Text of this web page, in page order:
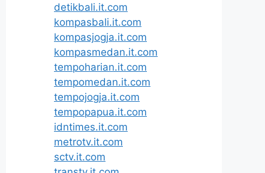
detikbali.it.com
kompasbali.it.com
kompasjogja.it.com
kompasmedan.it.com
tempoharian.it.com
tempomedan.it.com
tempojogja.it.com
tempopapua.it.com
idntimes.it.com
metrotv.it.com
sctv.it.com